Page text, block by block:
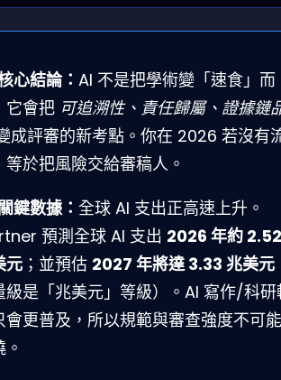
心結論： AI 不是把學術變「速食」而
它會把 可追溯性、責任歸屬、證據鏈
成評審的新考點。你在 2026 若沒有
等於把風險交給審稿人。
鍵數據： 全球 AI 支出正高速上升。
預測全球 AI 支出 2026 年約 2.52
元 ；並預估 2027 年將達 3.33 兆美元
級是「兆美元」等級）。AI 寫作/科研
會更普及，所以規範與審查強度不可能